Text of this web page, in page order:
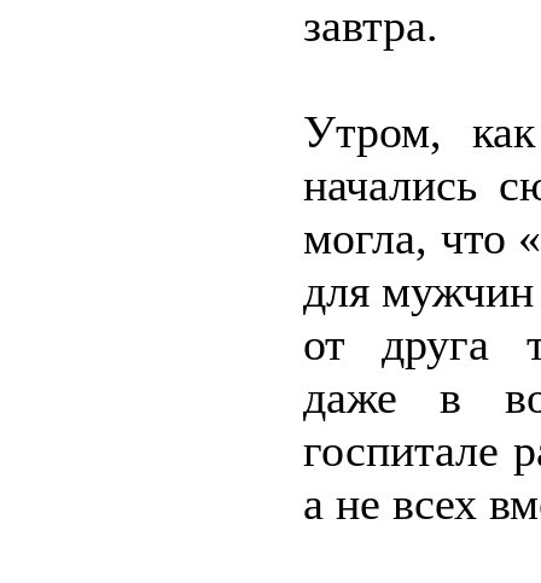
завтра.
Утром,
начались
могла, что
для
от друга
даже в
госпитале
а не всех